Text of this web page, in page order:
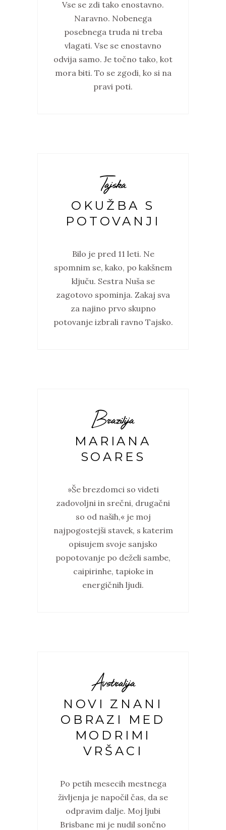
Vse se zdi tako enostavno.
Naravno. Nobenega
posebnega truda ni treba
vlagati. Vse se enostavno
odvija samo. Je točno tako, kot
mora biti. To se zgodi, ko si na
pravi poti.
Tajska
OKUŽBA S
POTOVANJI
Bilo je pred 11 leti. Ne
spomnim se, kako, po kakšnem
ključu. Sestra Nuša se
zagotovo spominja. Zakaj sva
za najino prvo skupno
potovanje izbrali ravno Tajsko.
Brazilija
MARIANA
SOARES
»Še brezdomci so videti
zadovoljni in srečni, drugačni
so od naših,« je moj
najpogostejši stavek, s katerim
opisujem svoje sanjsko
popotovanje po deželi sambe,
caipirinhe, tapioke in
energičnih ljudi.
Avstralija
NOVI ZNANI
OBRAZI MED
MODRIMI
VRŠACI
Po petih mesecih mestnega
življenja je napočil čas, da se
odpravim dalje. Moj ljubi
Brisbane mi je nudil sončno